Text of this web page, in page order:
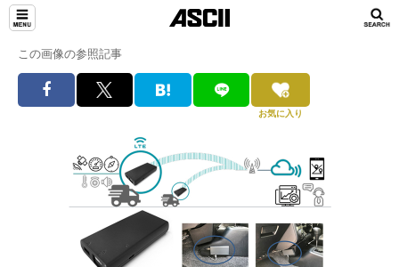
この画像の参照記事
お気に入り